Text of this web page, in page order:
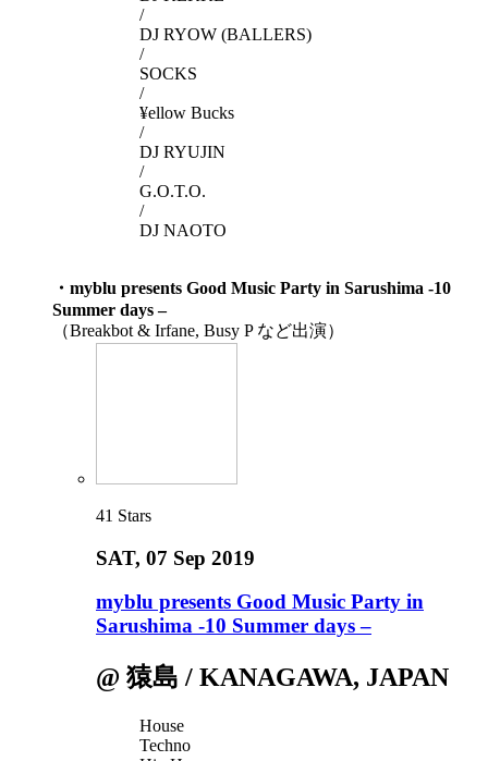
/
DJ RYOW (BALLERS)
/
SOCKS
/
¥ellow Bucks
/
DJ RYUJIN
/
G.O.T.O.
/
DJ NAOTO
・myblu presents Good Music Party in Sarushima -10
Summer days –
（Breakbot & Irfane, Busy P など出演）
41 Stars
SAT, 07 Sep 2019
myblu presents Good Music Party in
Sarushima -10 Summer days –
@ 猿島 / KANAGAWA, JAPAN
House
Techno